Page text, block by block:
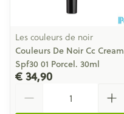
Les couleurs de noir
Couleurs De Noir Cc Cream
Spf30 01 Porcel. 30ml
€ 34,90